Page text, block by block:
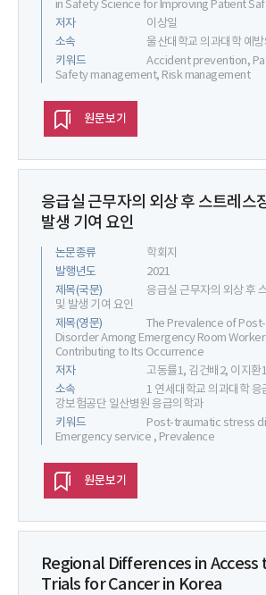
in Safety Science for Improving Patient
저자
이상일
소속
울산대학교 의과대학 예
키워드
Accident prevention,
Safety management, Risk management
원문보기
응급실 근무자의 외상 후 스트레스
발생 기여 요인
논문종류
학회지
발행년도
2021
제목(국문)
응급실 근무자의 외상 후
및 발생 기여 요인
제목(영문)
The Prevalence of
Disorder Among Emergency Room
Contributing to Its Occurrence
저자
고동률1, 김건배2, 이지환1
소속
1 연세대학교 의과대학 응
강보험공단 일산병원 응급의학과
키워드
Post-traumatic stress
Emergency service , Prevalence
원문보기
Regional Differences in Access
Trials for Cancer in Korea